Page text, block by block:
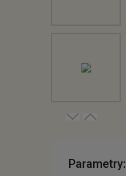
Parametry: